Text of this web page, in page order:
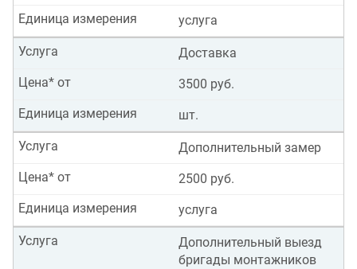
услуга
Единица измерения
Доставка
Услуга
3500 руб.
Цена* от
шт.
Единица измерения
Дополнительный замер
Услуга
2500 руб.
Цена* от
услуга
Единица измерения
Дополнительный выезд
бригады монтажников
Услуга